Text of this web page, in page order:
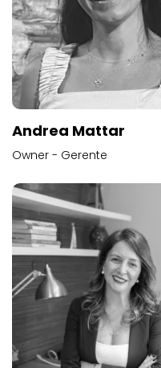
Andrea Mattar
Owner - Gerente